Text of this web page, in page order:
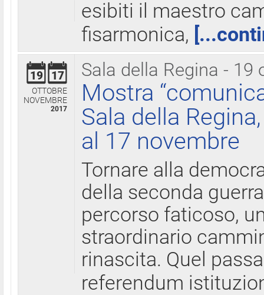
esibiti il maestro
fisarmonica,
Sala della Regina - 19
19 17
OTTOBRE
NOVEMBRE
2017
Mostra
Sala della
al 17 novembre
Tornare alla
della seconda
percorso faticoso,
straordinario
rinascita. Quel
referendum